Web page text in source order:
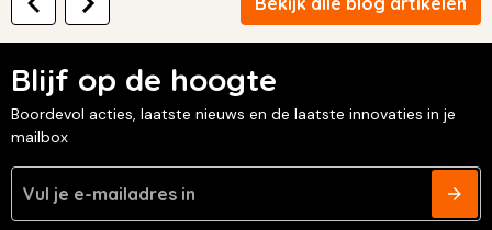
Blijf op de hoogte
Boordevol acties, laatste nieuws en de laatste innovaties in je
mailbox